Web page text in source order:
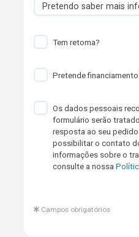
Pretendo saber mais
Tem retoma?
Pretende
Os dados pessoais
formulário serão
resposta ao seu
possibilitar o contato
informações sobre o
consulte a nossa
Campos obrigatórios